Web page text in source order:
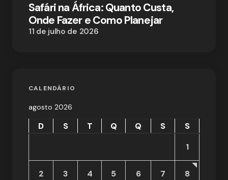
Safári na África: Quanto Custa,
Onde Fazer e Como Planejar
11 de julho de 2026
CALENDÁRIO
agosto 2026
D S T Q Q S
S
1
2 3 4 5 6 7 8